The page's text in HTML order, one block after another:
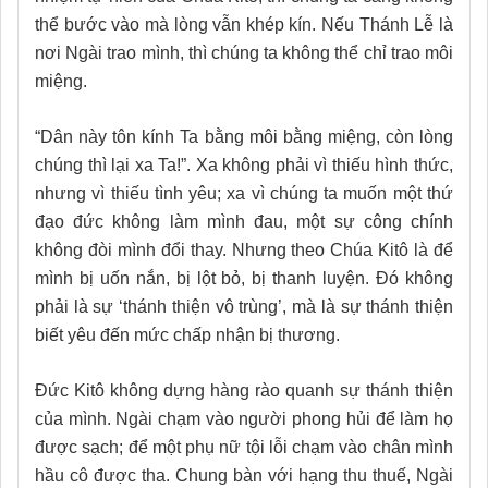
thể bước vào mà lòng vẫn khép kín. Nếu Thánh Lễ là
nơi Ngài trao mình, thì chúng ta không thể chỉ trao môi
miệng.
“Dân này tôn kính Ta bằng môi bằng miệng, còn lòng
chúng thì lại xa Ta!”. Xa không phải vì thiếu hình thức,
nhưng vì thiếu tình yêu; xa vì chúng ta muốn một thứ
đạo đức không làm mình đau, một sự công chính
không đòi mình đổi thay. Nhưng theo Chúa Kitô là để
mình bị uốn nắn, bị lột bỏ, bị thanh luyện. Đó không
phải là sự ‘thánh thiện vô trùng’, mà là sự thánh thiện
biết yêu đến mức chấp nhận bị thương.
Đức Kitô không dựng hàng rào quanh sự thánh thiện
của mình. Ngài chạm vào người phong hủi để làm họ
được sạch; để một phụ nữ tội lỗi chạm vào chân mình
hầu cô được tha. Chung bàn với hạng thu thuế, Ngài